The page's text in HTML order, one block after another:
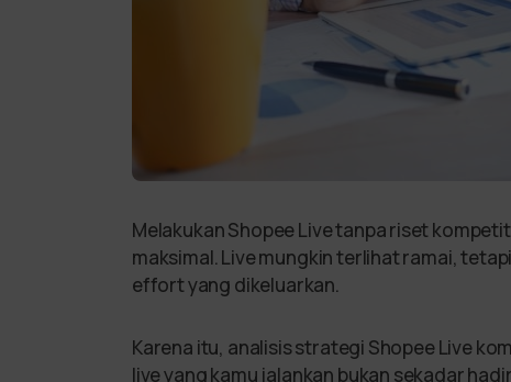
Melakukan Shopee Live tanpa riset
maksimal. Live mungkin terlihat ramai,
effort yang dikeluarkan.
Karena itu, analisis strategi Shopee Live
live yang kamu jalankan bukan sekadar